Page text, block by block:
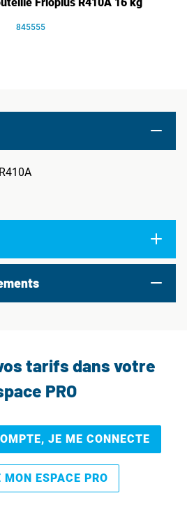
845555
tarifs dans votre
PRO
JE ME CONNECTE
MON ESPACE PRO